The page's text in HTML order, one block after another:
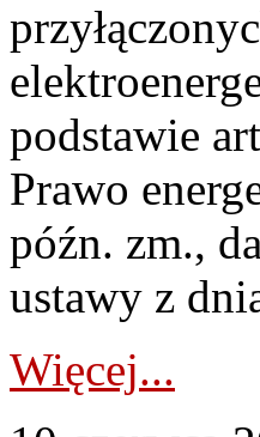
podstawie
Prawo
późn. zm.,
ustawy z
Więcej...